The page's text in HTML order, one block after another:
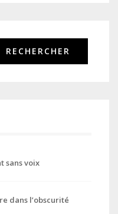
sans voix
dans l’obscurité